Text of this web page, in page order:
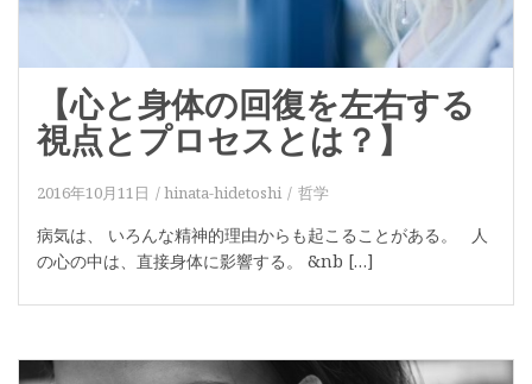
【心と身体の回復を左右する
視点とプロセスとは？】
2016年10月11日 hinata-hidetoshi 哲学
病気は、 いろんな精神的理由からも起こることがある。 人
の心の中は、直接身体に影響する。 &nb […]